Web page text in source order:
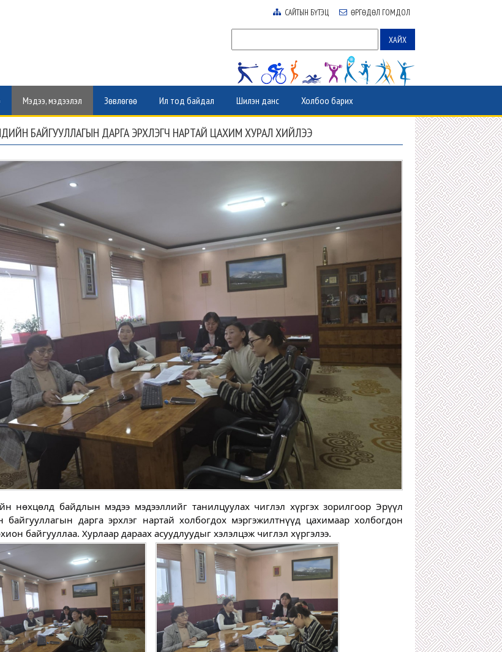
САЙТЫН БҮТЭЦ ӨРГӨДӨЛ ГОМДОЛ
Мэдээ, мэдээлэл Зөвлөгөө Ил тод байдал Шилэн данс Холбоо барих
БАЙГУУЛЛАГЫН ДАРГА ЭРХЛЭГЧ НАРТАЙ ЦАХИМ ХУРАЛ ХИЙЛЭЭ
нөхцөлд байдлын мэдээ мэдээллийг танилцуулах чиглэл хүргэх зорилгоор Эрүүл
байгууллагын дарга эрхлэг нартай холбогдох мэргэжилтнүүд цахимаар холбогдон
байгууллаа. Хурлаар дараах асуудлуудыг хэлэлцэж чиглэл хүргэлээ.